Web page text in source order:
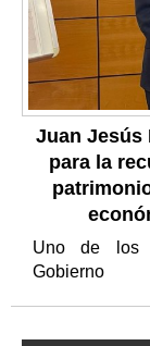
Juan Jesús
para la
Uno de los
Gobierno